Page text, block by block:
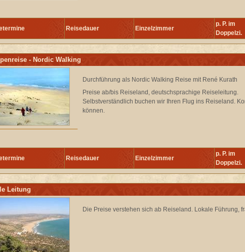
Reisedauer Einzelzimmer
p. P. im
Doppelzi.
- Nordic Walking
Durchführung als Nordic Walking Reise mit René Kurath
Preise ab/bis Reiseland, deutschsprachige Reiseleitung.
Selbstverständlich buchen wir Ihren Flug ins Reiseland.
können.
Reisedauer Einzelzimmer
p. P. im
Doppelzi.
Leitung
Die Preise verstehen sich ab Reiseland. Lokale Führung,